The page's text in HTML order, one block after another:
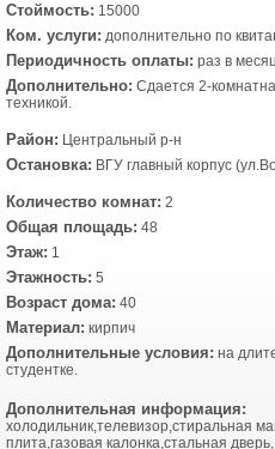
Стоймость: 15000
Ком. услуги: дополнительно по
Периодичность оплаты: раз в
Дополнительно: Сдается 2-
техникой.
Район: Центральный р-н
Остановка: ВГУ главный корпус
Количество комнат: 2
Общая площадь: 48
Этаж: 1
Этажность: 5
Возраст дома: 40
Материал: кирпич
Дополнительные условия: на
студентке.
Дополнительная информация:
холодильник,телевизор,стиральная
плита,газовая калонка,стальная дверь,